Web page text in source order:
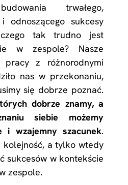
trwałego,
odnoszącego sukcesy
tak trudno jest
w zespole? Nasze
pracy z różnorodnymi
nas w przekonaniu,
się dobrze poznać.
dobrze znamy, a
siebie możemy
i wzajemny szacunek.
kolejność, a tylko wtedy
sukcesów w kontekście
zespole.